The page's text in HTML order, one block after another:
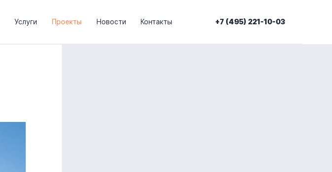
Услуги Проекты Новости Контакты +7 (495) 221-10-03